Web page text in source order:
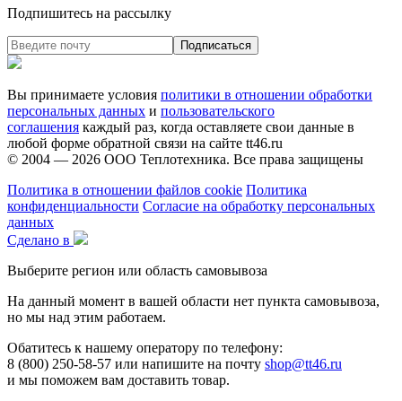
Подпишитесь на рассылку
Вы принимаете условия политики в отношении обработки
персональных данных и пользовательского
соглашения каждый раз, когда оставляете свои данные в
любой форме обратной связи на сайте tt46.ru
© 2004 — 2026 ООО Теплотехника. Все права защищены
Политика в отношении файлов cookie Политика
конфиденциальности Согласие на обработку персональных
данных
Сделано в
Выберите регион или область самовывоза
На данный момент в вашей области нет пункта самовывоза,
но мы над этим работаем.
Обатитесь к нашему оператору по телефону:
8 (800) 250-58-57 или напишите на почту shop@tt46.ru
и мы поможем вам доставить товар.